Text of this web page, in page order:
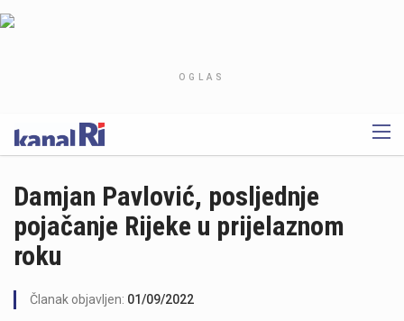
OGLAS
Damjan Pavlović, posljednje
pojačanje Rijeke u prijelaznom
roku
Članak objavljen: 01/09/2022